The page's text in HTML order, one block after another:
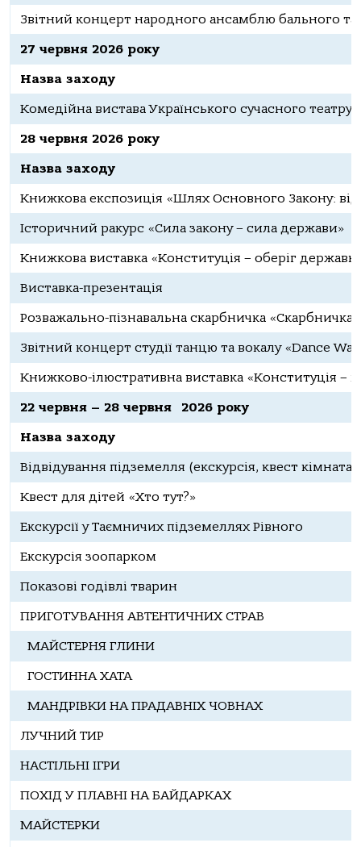
Звітний концерт народного ансамблю бального
27 червня 2026 року
Назва заходу
Комедійна вистава Українського сучасного театру
28 червня 2026 року
Назва заходу
Книжкова експозиція «Шлях Основного Закону: від
Історичний ракурс «Сила закону – сила держави»
Книжкова виставка «Конституція – оберіг
Виставка-презентація
Розважально-пізнавальна скарбничка «Скарбничка
Звітний концерт студії танцю та вокалу «Dance
Книжково-ілюстративна виставка «Конституція –
22 червня – 28 червня 2026 року
Назва заходу
Відвідування підземелля (екскурсія, квест
Квест для дітей «Хто тут?»
Екскурсії у Таємничих підземеллях Рівного
Екскурсія зоопарком
Показові годівлі тварин
ПРИГОТУВАННЯ АВТЕНТИЧНИХ СТРАВ
МАЙСТЕРНЯ ГЛИНИ
ГОСТИННА ХАТА
МАНДРІВКИ НА ПРАДАВНІХ ЧОВНАХ
ЛУЧНИЙ ТИР
НАСТІЛЬНІ ІГРИ
ПОХІД У ПЛАВНІ НА БАЙДАРКАХ
МАЙСТЕРКИ